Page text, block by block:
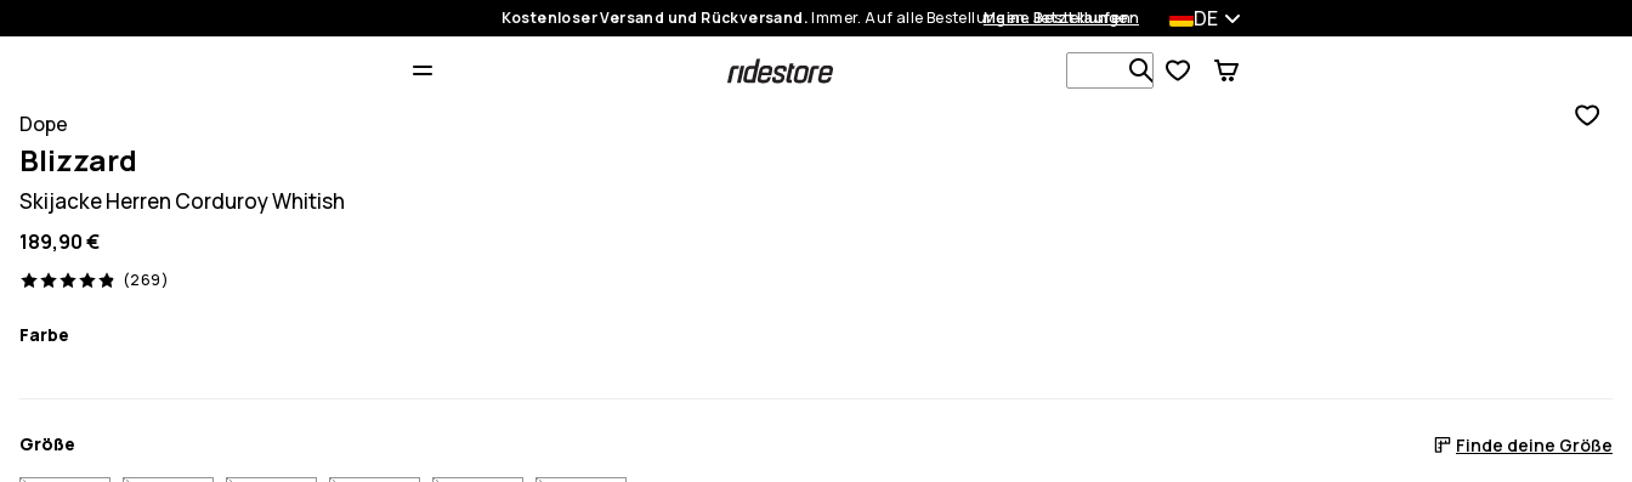
Kostenloser Versand und Rückversand.Immer. Auf alle Bestellungen. Jetzt kaufen
Meine Bestellungen DE
Durchsuche 1 000+ Produkte
Dope
Blizzard
Skijacke Herren Corduroy Whitish
189,90 €
(269)
269 Reviews, 4.9/5
Farbe
Größe Finde deine Größe